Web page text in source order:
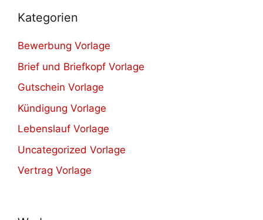
Kategorien
Bewerbung Vorlage
Brief und Briefkopf Vorlage
Gutschein Vorlage
Kündigung Vorlage
Lebenslauf Vorlage
Uncategorized Vorlage
Vertrag Vorlage